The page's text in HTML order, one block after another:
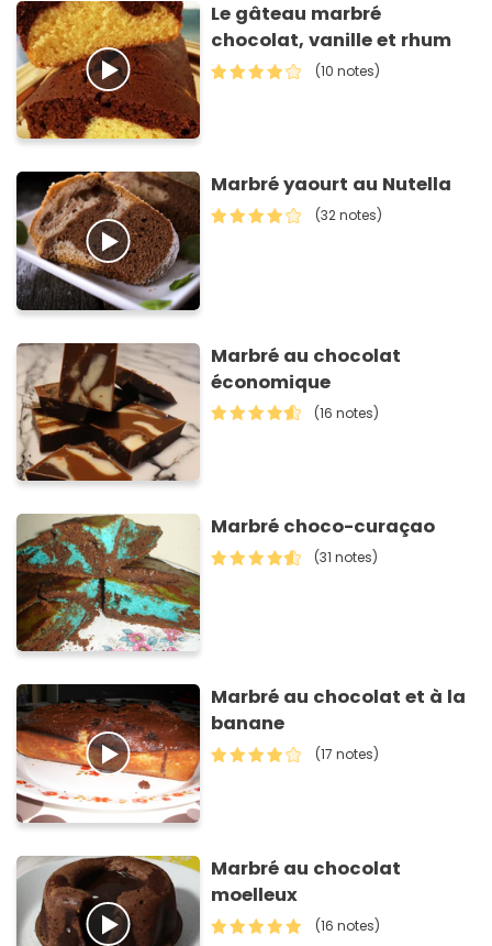
Le gâteau marbré
chocolat, vanille et rhum
(10 notes)
Marbré yaourt au Nutella
(32 notes)
Marbré au chocolat
économique
(16 notes)
Marbré choco-curaçao
(31 notes)
Marbré au chocolat et à la
banane
(17 notes)
Marbré au chocolat
moelleux
(16 notes)